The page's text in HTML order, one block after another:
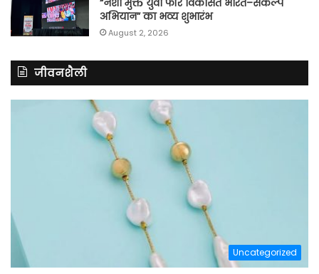
“नशा मुक्त युवा फॉर विकसित भारत–संकल्प
अभियान” का भव्य शुभारंभ
August 2, 2026
जीवनशैली
Uncategorized